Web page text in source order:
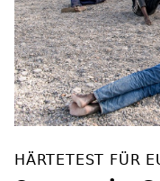
HÄRTETEST FÜR